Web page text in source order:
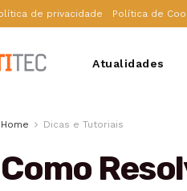
de privacidade Política de
Atualidades
Home Dicas e Tutoriais
Como